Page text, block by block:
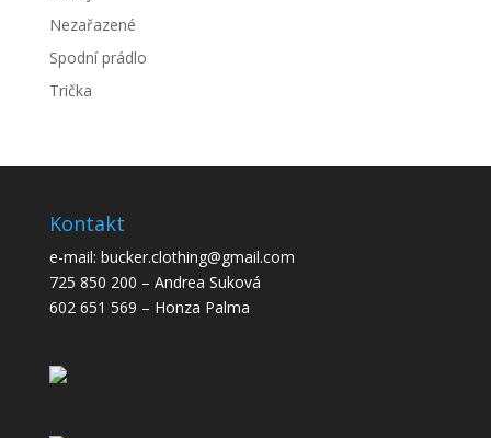
Nezařazené
Spodní prádlo
Trička
Kontakt
e-mail: bucker.clothing@gmail.com
725 850 200 – Andrea Suková
602 651 569 – Honza Palma